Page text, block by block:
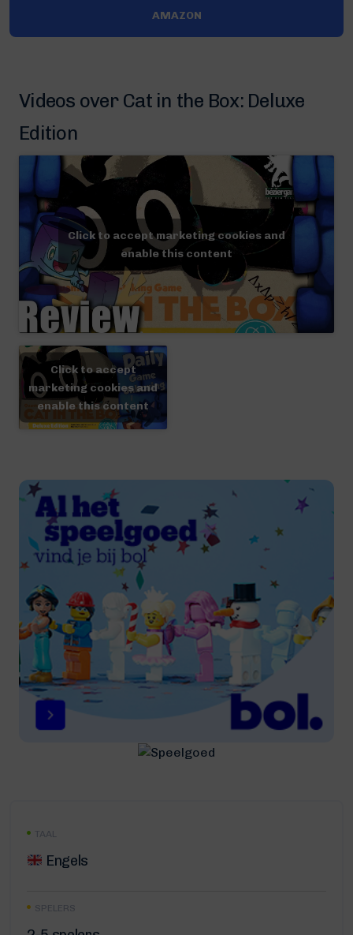
TAAL
Engels
SPELERS
AMAZON
Videos over Cat in the Box: Deluxe
Edition
Click to accept marketing cookies and
enable this content
Click to accept
marketing cookies and
enable this content